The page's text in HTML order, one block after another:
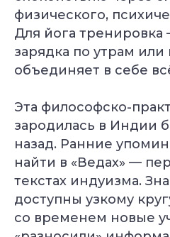
физического,
Для йога тренировка
зарядка по утрам
объединяет в себе
Эта философско-
зародилась в Индии
назад. Ранние
найти в «Ведах» —
текстах индуизма.
доступны узкому
со временем новые